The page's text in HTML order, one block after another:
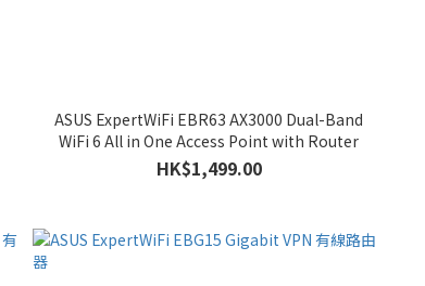
ASUS ExpertWiFi EBR63 AX3000 Dual-Band
WiFi 6 All in One Access Point with Router
HK$1,499.00